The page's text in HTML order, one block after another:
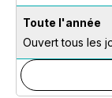
Toute l'année
Ouvert tous les